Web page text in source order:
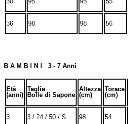
36 98 98 56
B A M B I N I 3 - 7 Anni
Età
(anni)
Taglie
Bolle di Sapone
Altezza
(cm)
Torace
(cm)
3 3 / 24 / 50 / S 98 54